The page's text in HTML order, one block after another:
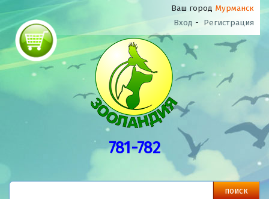
Ваш город Мурманск
Вход - Регистрация
781-782